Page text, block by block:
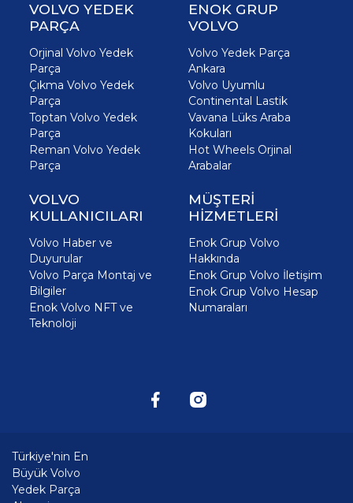
VOLVO YEDEK
PARÇA
Orjinal Volvo Yedek
Parça
Çıkma Volvo Yedek
Parça
Toptan Volvo Yedek
Parça
Reman Volvo Yedek
Parça
ENOK GRUP
VOLVO
Volvo Yedek Parça
Ankara
Volvo Uyumlu
Continental Lastik
Vavana Lüks Araba
Kokuları
Hot Wheels Orjinal
Arabalar
VOLVO
KULLANICILARI
Volvo Haber ve
Duyurular
Volvo Parça Montaj ve
Bilgiler
Enok Volvo NFT ve
Teknoloji
MÜŞTERİ
HİZMETLERİ
Enok Grup Volvo
Hakkında
Enok Grup Volvo İletişim
Enok Grup Volvo Hesap
Numaraları
Türkiye'nin En
Büyük Volvo
Yedek Parça